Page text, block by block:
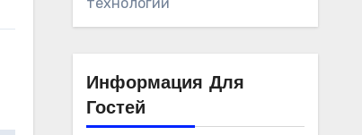
Информация Для
Гостей